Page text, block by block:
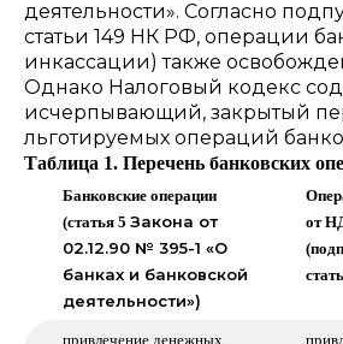
деятельности». Согласно
статьи 149 НК РФ, операции
инкассации) также
Однако Налоговый кодекс
исчерпывающий, закрытый
льготируемых операций
Таблица 1. Перечень банковских
Банковские операции
(статья 5 Закона от
02.12.90 № 395-1 «О
банках и банковской
деятельности»)
от
привлечение денежных